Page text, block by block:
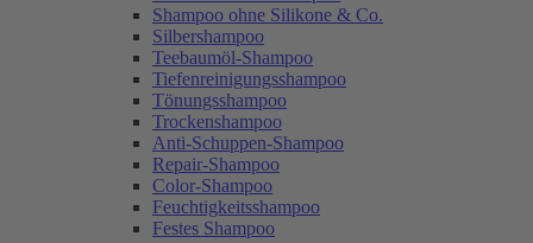
Shampoo ohne Silikone & Co.
Silbershampoo
Teebaumöl-Shampoo
Tiefenreinigungsshampoo
Tönungsshampoo
Trockenshampoo
Anti-Schuppen-Shampoo
Repair-Shampoo
Color-Shampoo
Feuchtigkeitsshampoo
Festes Shampoo